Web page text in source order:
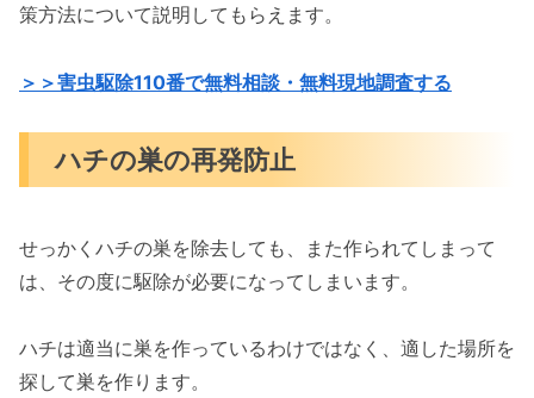
策方法について説明してもらえます。
＞＞害虫駆除110番で無料相談・無料現地調査する
ハチの巣の再発防止
せっかくハチの巣を除去しても、また作られてしまって
は、その度に駆除が必要になってしまいます。
ハチは適当に巣を作っているわけではなく、適した場所を
探して巣を作ります。